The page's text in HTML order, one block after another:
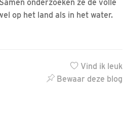
onderzoeken ze de volle
op het land als in het water.
Vind ik leuk
Bewaar deze blog